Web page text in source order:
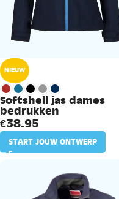
NIEUW
Softshell jas dames
bedrukken
€38.95
START JOUW ONTWERP